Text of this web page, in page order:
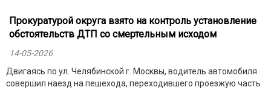
Прокуратурой округа взято на контроль установление
обстоятельств ДТП со смертельным исходом
14-05-2026
Двигаясь по ул. Челябинской г. Москвы, водитель автомобиля
совершил наезд на пешехода, переходившего проезжую часть